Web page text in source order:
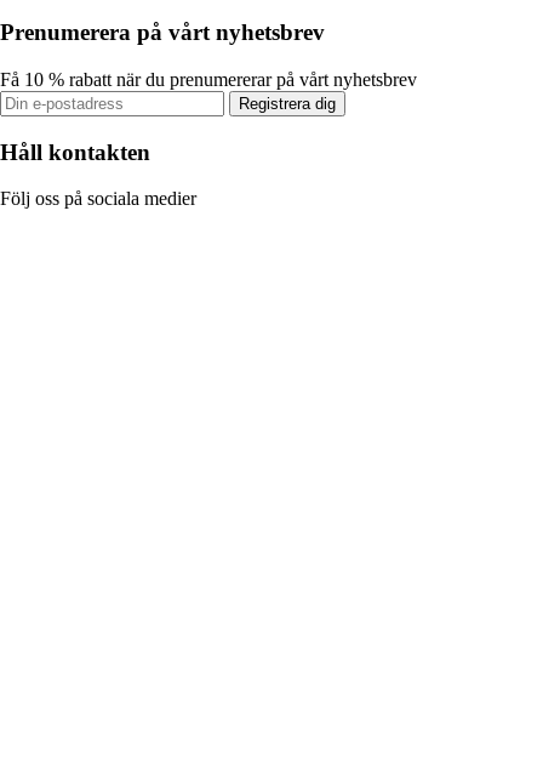
Prenumerera på vårt nyhetsbrev
Få 10 % rabatt när du prenumererar på vårt nyhetsbrev
Registrera dig
Håll kontakten
Följ oss på sociala medier